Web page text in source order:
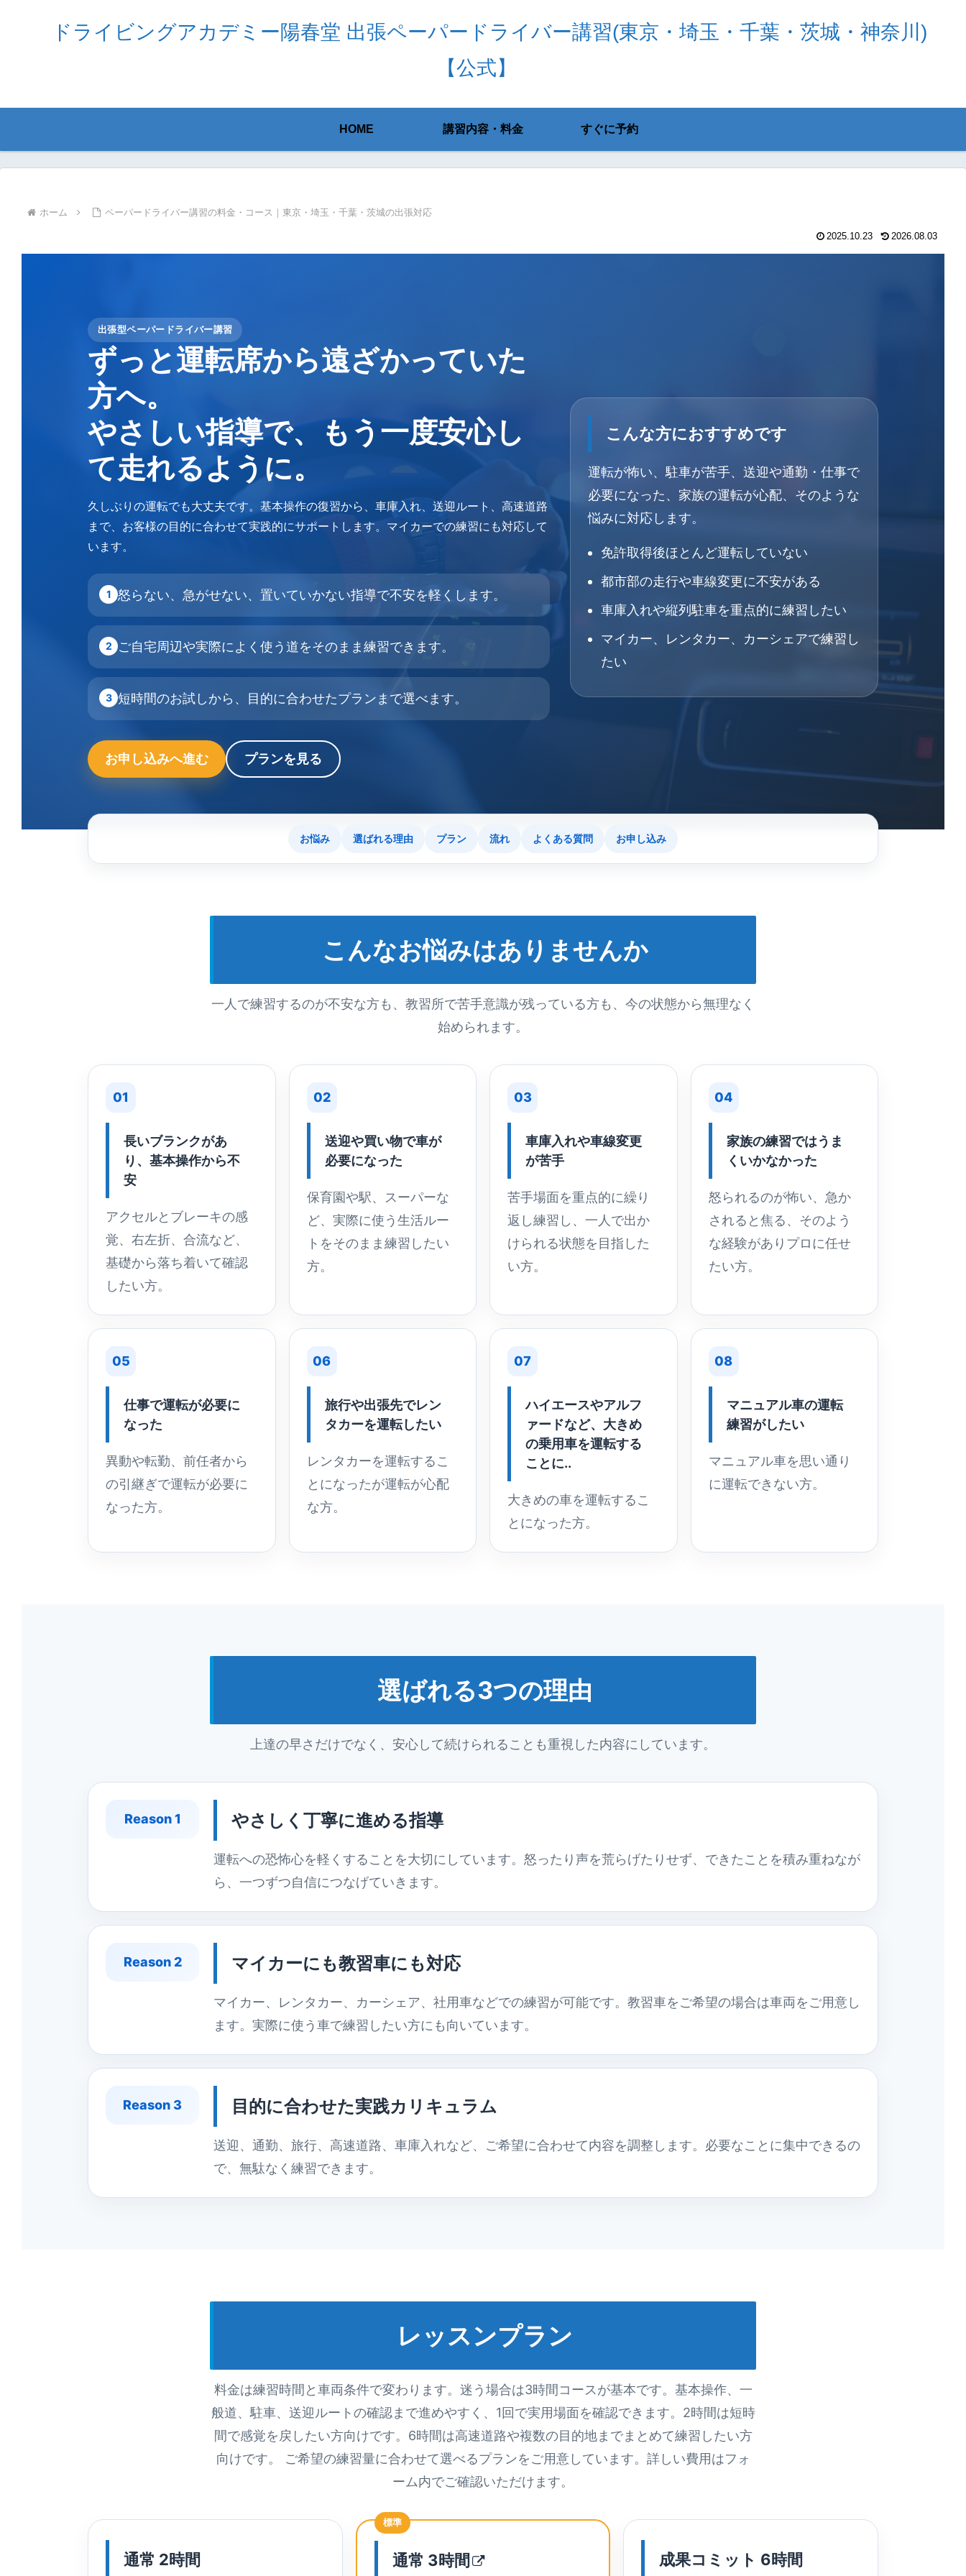
ドライビングアカデミー陽春堂 出張ペーパードライバー講習(東京・埼玉・千葉・茨城・神奈川)
【公式】
HOME 講習内容・料金 すぐに予約
ホーム ペーパードライバー講習の料金・コース｜東京・埼玉・千葉・茨城の出張対応
2025.10.23 2026.08.03
出張型ペーパードライバー講習
ずっと運転席から遠ざかっていた
方へ。
やさしい指導で、もう一度安心し
て走れるように。
久しぶりの運転でも大丈夫です。基本操作の復習から、車庫入れ、送迎ルート、高速道路
まで、お客様の目的に合わせて実践的にサポートします。マイカーでの練習にも対応して
います。
1 怒らない、急がせない、置いていかない指導で不安を軽くします。
2 ご自宅周辺や実際によく使う道をそのまま練習できます。
3 短時間のお試しから、目的に合わせたプランまで選べます。
お申し込みへ進む プランを見る
こんな方におすすめです
運転が怖い、駐車が苦手、送迎や通勤・仕事で
必要になった、家族の運転が心配、そのような
悩みに対応します。
免許取得後ほとんど運転していない
都市部の走行や車線変更に不安がある
車庫入れや縦列駐車を重点的に練習したい
マイカー、レンタカー、カーシェアで練習し
たい
お悩み 選ばれる理由 プラン 流れ よくある質問 お申し込み
こんなお悩みはありませんか
一人で練習するのが不安な方も、教習所で苦手意識が残っている方も、今の状態から無理なく
始められます。
01
長いブランクがあ
り、基本操作から不
安
アクセルとブレーキの感
覚、右左折、合流など、
基礎から落ち着いて確認
したい方。
02
送迎や買い物で車が
必要になった
保育園や駅、スーパーな
ど、実際に使う生活ルー
トをそのまま練習したい
方。
03
車庫入れや車線変更
が苦手
苦手場面を重点的に繰り
返し練習し、一人で出か
けられる状態を目指した
い方。
04
家族の練習ではうま
くいかなかった
怒られるのが怖い、急か
されると焦る、そのよう
な経験がありプロに任せ
たい方。
05
仕事で運転が必要に
なった
異動や転勤、前任者から
の引継ぎで運転が必要に
なった方。
06
旅行や出張先でレン
タカーを運転したい
レンタカーを運転するこ
とになったが運転が心配
な方。
07
ハイエースやアルフ
ァードなど、大きめ
の乗用車を運転する
ことに..
大きめの車を運転するこ
とになった方。
08
マニュアル車の運転
練習がしたい
マニュアル車を思い通り
に運転できない方。
選ばれる3つの理由
上達の早さだけでなく、安心して続けられることも重視した内容にしています。
Reason 1 やさしく丁寧に進める指導
運転への恐怖心を軽くすることを大切にしています。怒ったり声を荒らげたりせず、できたことを積み重ねなが
ら、一つずつ自信につなげていきます。
Reason 2 マイカーにも教習車にも対応
マイカー、レンタカー、カーシェア、社用車などでの練習が可能です。教習車をご希望の場合は車両をご用意し
ます。実際に使う車で練習したい方にも向いています。
Reason 3 目的に合わせた実践カリキュラム
送迎、通勤、旅行、高速道路、車庫入れなど、ご希望に合わせて内容を調整します。必要なことに集中できるの
で、無駄なく練習できます。
レッスンプラン
料金は練習時間と車両条件で変わります。迷う場合は3時間コースが基本です。基本操作、一
般道、駐車、送迎ルートの確認まで進めやすく、1回で実用場面を確認できます。2時間は短時
間で感覚を戻したい方向けです。6時間は高速道路や複数の目的地までまとめて練習したい方
向けです。 ご希望の練習量に合わせて選べるプランをご用意しています。詳しい費用はフォ
ーム内でご確認いただけます。
通常 2時間
標準
通常 3時間 成果コミット 6時間